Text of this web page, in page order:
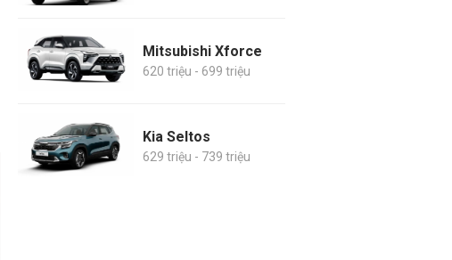
Mitsubishi Xforce
620 triệu - 699 triệu
Kia Seltos
629 triệu - 739 triệu